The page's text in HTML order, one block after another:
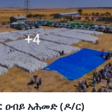
ዐብይ አሕመድ (ዶ/ር)